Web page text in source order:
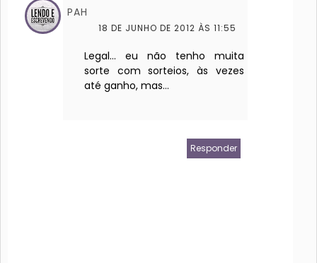
PAH
18 DE JUNHO DE 2012 ÀS 11:55
Legal... eu não tenho muita
sorte com sorteios, às vezes
até ganho, mas...
Responder